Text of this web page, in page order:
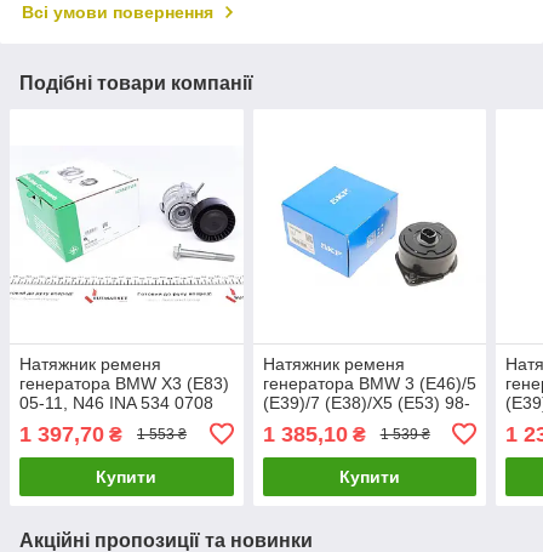
Всі умови повернення
Подібні товари компанії
Натяжник ременя
генератора BMW X3 (E83)
05-11, N46 INA 534 0708
1 397,70 ₴ 1 553 ₴
Купити
Натяжник ременя
генератора BMW 3 (E46)/5
(E39)/7 (E38)/X5 (E53) 98-
38224 UA61
1 385,10₴ 1 539 ₴
Купити
1
Акційні пропозиції та новинки